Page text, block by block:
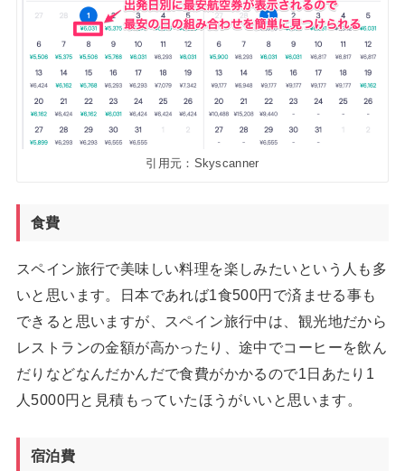
引用元：Skyscanner
食費
スペイン旅行で美味しい料理を楽しみたいという人も多
いと思います。日本であれば1食500円で済ませる事も
できると思いますが、スペイン旅行中は、観光地だから
レストランの金額が高かったり、途中でコーヒーを飲ん
だりなどなんだかんだで食費がかかるので1日あたり1
人5000円と見積もっていたほうがいいと思います。
宿泊費